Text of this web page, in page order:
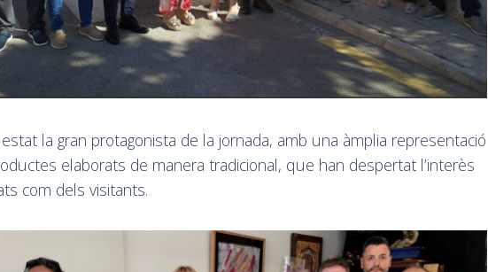
estat la gran protagonista de la jornada, amb una àmplia representació
elaborats de manera tradicional, que han despertat l’interès
com dels visitants.